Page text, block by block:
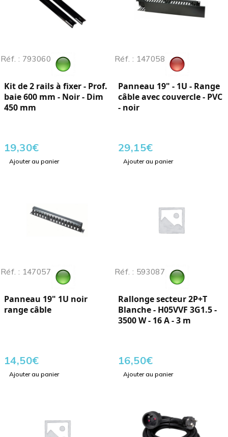
Réf. : 793060
Kit de 2 rails à fixer - Prof.
baie 600 mm - Noir - Dim
450 mm
19,30€
Ajouter au panier
Réf. : 147058
Panneau 19" - 1U - Range
câble avec couvercle - PVC
- noir
29,15€
Ajouter au panier
Réf. : 147057
Panneau 19" 1U noir
range câble
14,50€
Ajouter au panier
Réf. : 593087
Rallonge secteur 2P+T
Blanche - H05VVF 3G1.5 -
3500 W - 16 A - 3 m
16,50€
Ajouter au panier